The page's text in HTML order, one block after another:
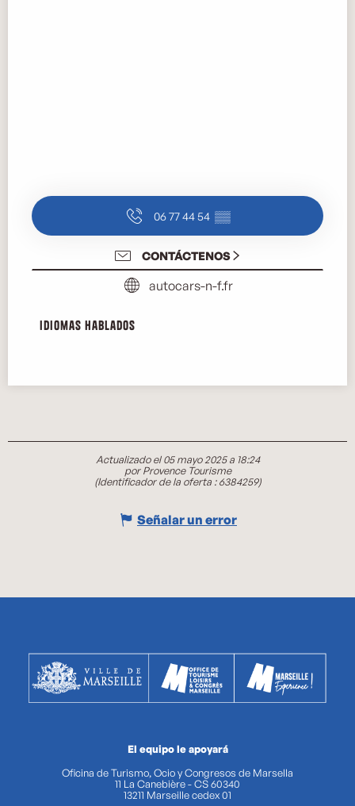
06 77 44 54 ▒▒
CONTÁCTENOS
autocars-n-f.fr
Idiomas hablados
Idiomas hablados
Actualizado el 05 mayo 2025 a 18:24
por Provence Tourisme
(Identificador de la oferta :6384259)
Señalar un error
El equipo le apoyará
Oficina de Turismo, Ocio y Congresos de Marsella
11 La Canebière - CS 60340
13211 Marseille cedex 01